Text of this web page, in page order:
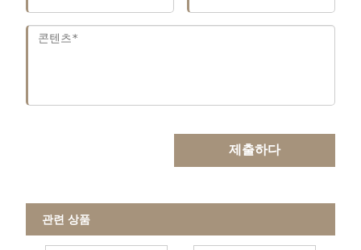
제출하다
관련 상품